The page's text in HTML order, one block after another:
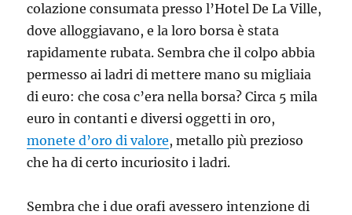
colazione consumata presso l’Hotel De La Ville,
dove alloggiavano, e la loro borsa è stata
rapidamente rubata. Sembra che il colpo abbia
permesso ai ladri di mettere mano su migliaia
di euro: che cosa c’era nella borsa? Circa 5 mila
euro in contanti e diversi oggetti in oro,
monete d’oro di valore, metallo più prezioso
che ha di certo incuriosito i ladri.
Sembra che i due orafi avessero intenzione di